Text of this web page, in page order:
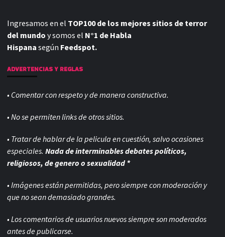
Ingresamos en el TOP100 de los mejores sitios de terror
del mundo y somos el N°1 de Habla
Hispana según Feedspot.
ADVERTENCIAS Y REGLAS
• Comentar con respeto y de manera constructiva.
• No se permiten links de otros sitios.
• Tratar de hablar de la pelicula en cuestión, salvo ocasiones
especiales. Nada de interminables debates políticos,
religiosos, de genero o sexualidad *
• Imágenes están permitidas, pero siempre conmoderación y
que no sean demasiado grandes.
• Los comentarios de usuarios nuevos siempre son moderados
antes de publicarse.